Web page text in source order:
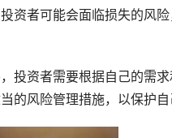
资者可能会面临损失的风
投资者需要根据自己的需
风险管理措施，以保护自